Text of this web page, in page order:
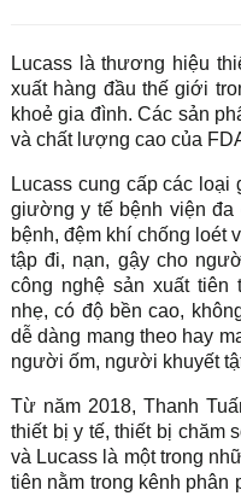
Lucass là thương hiệu
xuất hàng đầu thế giới
khoẻ gia đình. Các sản
và chất lượng cao của
Lucass cung cấp các
giường y tế bệnh viện
bệnh, đệm khí chống loét
tập đi, nạn, gậy cho
công nghệ sản xuất tiên
nhẹ, có độ bền cao,
dễ dàng mang theo hay
người ốm, người khuyết
Từ năm 2018, Thanh
thiết bị y tế, thiết bị chăm
và Lucass là một trong
tiên nằm trong kênh phân